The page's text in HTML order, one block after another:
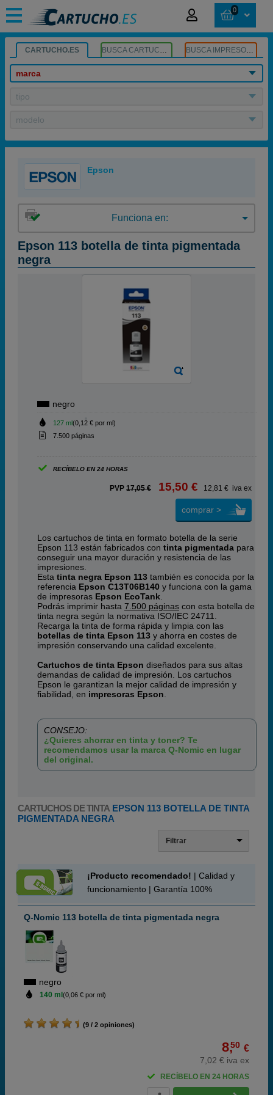
0
CARTUCHO.ES BUSCA CARTUCHOS BUSCA IMPRESORA
marca
tipo
modelo
Epson
Funciona en:
Epson 113 botella de tinta pigmentada
negra
negro
127 ml(0,12 € por ml)
7.500 páginas
RECÍBELO EN 24 HORAS
PVP 17,05 € 15,50 € 12,81 € iva ex
comprar >
Los cartuchos de tinta en formato botella de la serie
Epson 113 están fabricados con tinta pigmentada para
conseguir una mayor duración y resistencia de las
impresiones.
Esta tinta negra Epson 113 también es conocida por la
referencia Epson C13T06B140 y funciona con la gama
de impresoras Epson EcoTank
Podrás imprimir hasta 7.500 páginas con esta botella de
tinta negra según la normativa ISO/IEC 24711.
Recarga la tinta de forma rápida y limpia con las
botellas de tinta Epson 113 y ahorra en costes de
impresión conservando una calidad excelente.
Cartuchos de tinta Epson diseñados para sus altas
demandas de calidad de impresión. Los cartuchos
Epson le garantizan la mejor calidad de impresión y
fiabilidad, en impresoras Epson
CONSEJO:
¿Quieres ahorrar en tinta y toner? Te
recomendamos usar la marca Q-Nomic en lugar
del original.
CARTUCHOS DE TINTA EPSON 113 BOTELLA DE TINTA
PIGMENTADA NEGRA
Filtrar
¡Producto recomendado! | Calidad y
funcionamiento | Garantía 100%
Q-Nomic 113 botella de tinta pigmentada negra
negro
140 ml (0,06 € por ml)
(9 / 2 opiniones)
8,50 €
7,02 € iva ex
RECÍBELO EN 24 HORAS